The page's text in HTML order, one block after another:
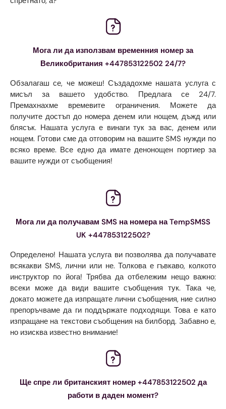
Мога ли да използвам временния номер за
Великобритания +447853122502 24/7?
Обзалагаш се, че можеш! Създадохме нашата услуга с
мисъл за вашето удобство. Предлага се 24/7.
Премахнахме времевите ограничения. Можете да
получите достъп до номера денем или нощем, дъжд или
блясък. Нашата услуга е винаги тук за вас, денем или
нощем. Готови сме да отговорим на вашите SMS нужди по
всяко време. Все едно да имате денонощен портиер за
вашите нужди от съобщения!
Мога ли да получавам SMS на номера на TempSMSS
UK +447853122502?
Определено! Нашата услуга ви позволява да получавате
всякакви SMS, лични или не. Толкова е гъвкаво, колкото
инструктор по йога! Трябва да отбележим нещо важно:
всеки може да види вашите съобщения тук. Така че,
докато можете да изпращате лични съобщения, ние силно
препоръчваме да ги поддържате подходящи. Това е като
изпращане на текстови съобщения на билборд. Забавно е,
но изисква известно внимание!
Ще спре ли британският номер +447853122502 да
работи в даден момент?